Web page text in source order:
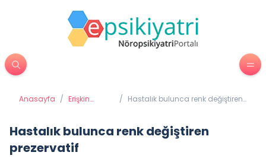
Anasayfa / Erişkin
/ Hastalık bulunca renk değiştiren
Hastalık bulunca renk değiştiren
prezervatif